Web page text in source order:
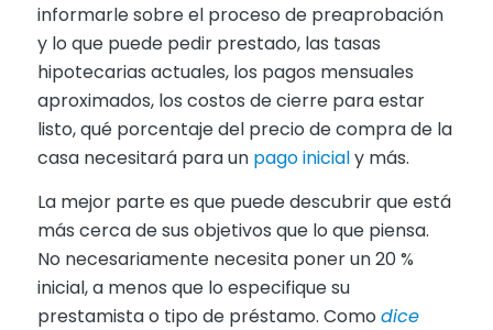
informarle sobre el proceso de preaprobación
y lo que puede pedir prestado, las tasas
hipotecarias actuales, los pagos mensuales
aproximados, los costos de cierre para estar
listo, qué porcentaje del precio de compra de la
casa necesitará para un pago inicialy más.
La mejor parte es que puede descubrir que está
más cerca de sus objetivos que lo que piensa.
No necesariamente necesita poner un 20 %
inicial, a menos que lo especifique su
prestamista o tipo de préstamo. Como dice